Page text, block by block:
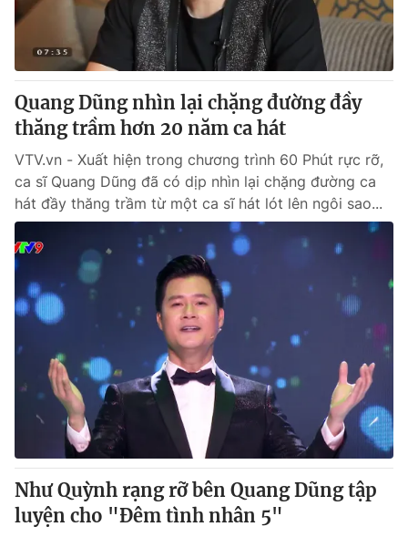
Quang Dũng nhìn lại chặng đường đầy
thăng trầm hơn 20 năm ca hát
VTV.vn - Xuất hiện trong chương trình 60 Phút rực rỡ,
ca sĩ Quang Dũng đã có dịp nhìn lại chặng đường ca
hát đầy thăng trầm từ một ca sĩ hát lót lên ngôi sao...
Như Quỳnh rạng rỡ bên Quang Dũng tập
luyện cho "Đêm tình nhân 5"